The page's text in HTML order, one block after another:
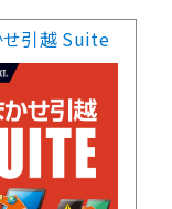
せ引越 Suite